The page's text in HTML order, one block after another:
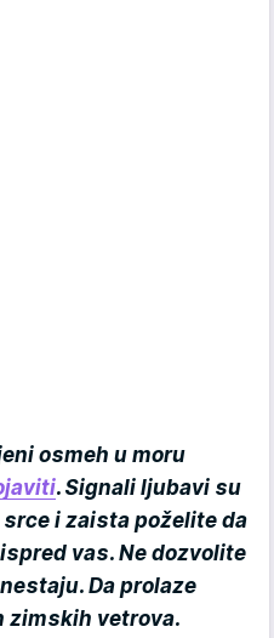
osmeh u moru
. Signali ljubavi su
i zaista poželite da
vas. Ne dozvolite
Da prolaze
zimskih vetrova.